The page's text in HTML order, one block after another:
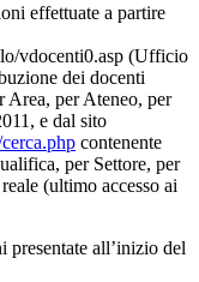
effettuate a partire
vdocenti0.asp (Ufficio
dei docenti
Area, per Ateneo, per
e dal sito
contenente
per Settore, per
(ultimo accesso ai
all’inizio del